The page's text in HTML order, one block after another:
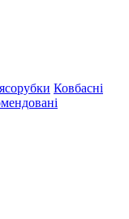
Ковбасні